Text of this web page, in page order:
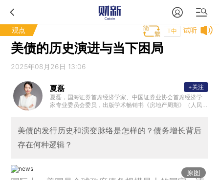
观点 试听
T中
美债的历史演进与当下困局
2025年08月26日 13:06
夏磊
夏磊，国海证券首席经济学家、中国证券业协会首席经济学
家专业委员会委员，出版学术畅销书《房地产周期》（人民
+关注
美债的发行历史和演变脉络是怎样的？债务增长背后
存在何种逻辑？
原图